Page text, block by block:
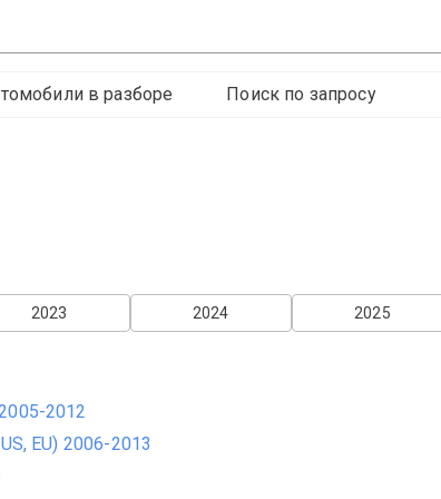
в разборе Поиск по запросу
2025
2024
2023
2012
EU) 2006-2013